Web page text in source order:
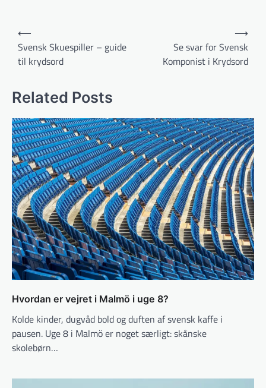
Indlægsnavigation
⟵
Svensk Skuespiller – guide
til krydsord
Se svar for Svensk
Komponist i Krydsord
⟶
Related Posts
Hvordan er vejret i Malmö i uge 8?
Kolde kinder, dugvåd bold og duften af svensk kaffe i
pausen. Uge 8 i Malmö er noget særligt: skånske
skolebørn…